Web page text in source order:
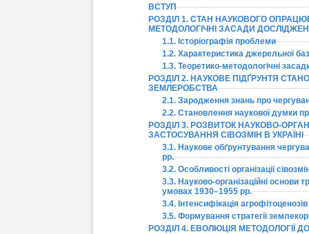
ВСТУП
РОЗДІЛ 1. СТАН НАУКОВОГО
МЕТОДОЛОГІЧНІ ЗАСАДИ
1.1. Історіографія проблеми
1.2. Характеристика джерельної
1.3. Теоретико-методологічні
РОЗДІЛ 2. НАУКОВЕ ПІДҐРУНТЯ
ЗЕМЛЕРОБСТВА
2.1. Зародження знань про
2.2. Становлення наукової думки
РОЗДІЛ 3. РОЗВИТОК НАУКОВО-
ЗАСТОСУВАННЯ СІВОЗМІН В УКРАЇНІ
3.1. Наукове обґрунтування
рр.
3.2. Особливості організації
3.3. Науково-організаційні основи
умовах 1930–1955 рр.
3.4. Інтенсифікація
3.5. Формування стратегії
РОЗДІЛ 4. ЕВОЛЮЦІЯ МЕТОДОЛОГІЇ